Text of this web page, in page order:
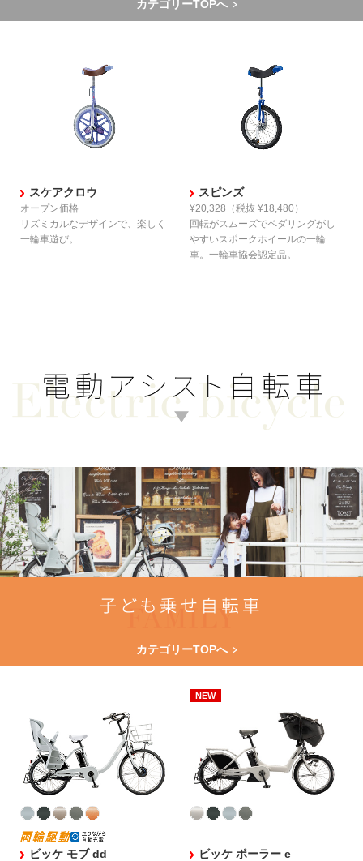
カテゴリーTOPへ
スケアクロウ
オープン価格
リズミカルなデザインで、 楽しく
一輪車遊び。
スピンズ
¥20,328 （税抜 ¥18,480）
回転がスムーズでペダリングがし
やすいスポークホイールの一輪
車。 一輪車協会認定品。
カテゴリーTOPへ
ビッケ モブ dd ビッケ ポーラー e